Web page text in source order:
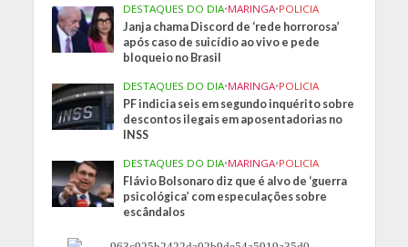
DESTAQUES DO DIA•MARINGA•POLICIA
Janja chama Discord de ‘rede horrorosa’
após caso de suicídio ao vivo e pede
bloqueio no Brasil
DESTAQUES DO DIA•MARINGA•POLICIA
PF indicia seis em segundo inquérito sobre
descontos ilegais em aposentadorias no
INSS
DESTAQUES DO DIA•MARINGA•POLICIA
Flávio Bolsonaro diz que é alvo de ‘guerra
psicológica’ com especulações sobre
escândalos